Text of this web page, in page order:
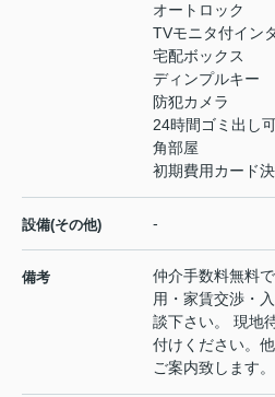
オートロック
TVモニタ付イン
宅配ボックス
ディンプルキー
防犯カメラ
24時間ゴミ出し
角部屋
初期費用カード
設備(その他) -
備考
仲介手数料無料
用・家賃交渉・
談下さい。 現地
付けください。
ご案内致します。